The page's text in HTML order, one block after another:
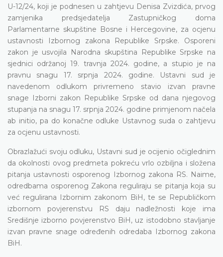
U-12/24, koji je podnesen u zahtjevu Denisa Zvizdića, prvog
zamjenika predsjedatelja Zastupničkog doma
Parlamentarne skupštine Bosne i Hercegovine, za ocjenu
ustavnosti Izbornog zakona Republike Srpske. Osporeni
zakon je usvojila Narodna skupština Republike Srpske na
sjednici održanoj 19. travnja 2024. godine, a stupio je na
pravnu snagu 17. srpnja 2024. godine. Ustavni sud je
navedenom odlukom privremeno stavio izvan pravne
snage Izborni zakon Republike Srpske od dana njegovog
stupanja na snagu 17. srpnja 2024. godine primjenom načela
ab initio, pa do konačne odluke Ustavnog suda o zahtjevu
za ocjenu ustavnosti.
Obrazlažući svoju odluku, Ustavni sud je ocijenio očiglednim
da okolnosti ovog predmeta pokreću vrlo ozbiljna i složena
pitanja ustavnosti osporenog Izbornog zakona RS. Naime,
odredbama osporenog Zakona reguliraju se pitanja koja su
već regulirana Izbornim zakonom BiH, te se Republičkom
izbornom povjerenstvu RS daju nadležnosti koje ima
Središnje izborno povjerenstvo BiH, uz istodobno stavljanje
izvan pravne snage određenih odredaba Izbornog zakona
BiH.